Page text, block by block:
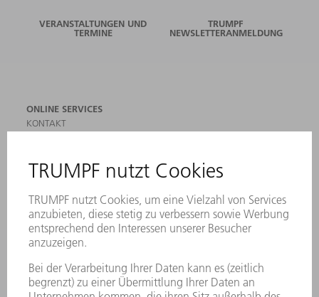
VERANSTALTUNGEN UND
TERMINE
TRUMPF
NEWSLETTERANMELDUNG
ONLINE SERVICES
KONTAKT
VERANSTALTUNGEN UND TERMINE
NEWSLETTER-ANMELDUNG
MYTRUMPF
SICHERHEITSDATENBLÄTTER
PRODUKTE
MASCHINEN & SYSTEME
LEISTUNGSELEKTRONIK
ELEKTROWERKZEUGE
SMART FACTORY